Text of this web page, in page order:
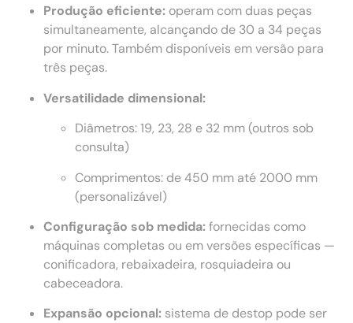
Produção eficiente: operam com duas peças
simultaneamente, alcançando de 30 a 34 peças
por minuto. Também disponíveis em versão para
três peças.
Versatilidade dimensional:
Diâmetros: 19, 23, 28 e 32 mm (outros sob
consulta)
Comprimentos: de 450 mm até 2000 mm
(personalizável)
Configuração sob medida:fornecidas como
máquinas completas ou em versões específicas —
conificadora, rebaixadeira, rosquiadeira ou
cabeceadora.
Expansão opcional: sistema de destop pode ser